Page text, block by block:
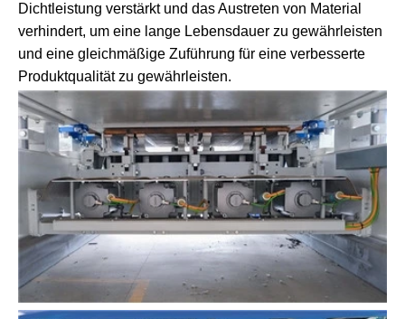
Dichtleistung verstärkt und das Austreten von Material
verhindert, um eine lange Lebensdauer zu gewährleisten
und eine gleichmäßige Zuführung für eine verbesserte
Produktqualität zu gewährleisten.